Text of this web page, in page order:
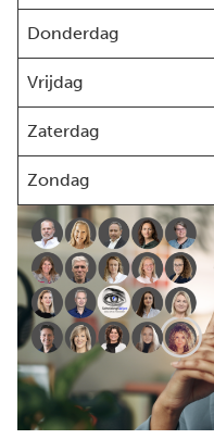
Donderdag
Vrijdag
Zaterdag
Zondag